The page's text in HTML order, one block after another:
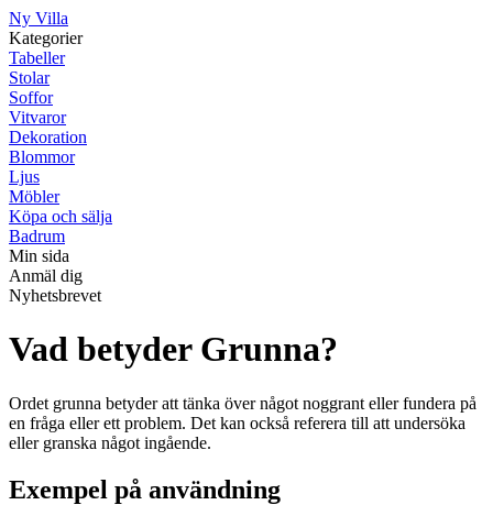
Ny Villa
Kategorier
Tabeller
Stolar
Soffor
Vitvaror
Dekoration
Blommor
Ljus
Möbler
Köpa och sälja
Badrum
Min sida
Anmäl dig
Nyhetsbrevet
Vad betyder Grunna?
Ordet grunna betyder att tänka över något noggrant eller fundera på
en fråga eller ett problem. Det kan också referera till att undersöka
eller granska något ingående.
Exempel på användning